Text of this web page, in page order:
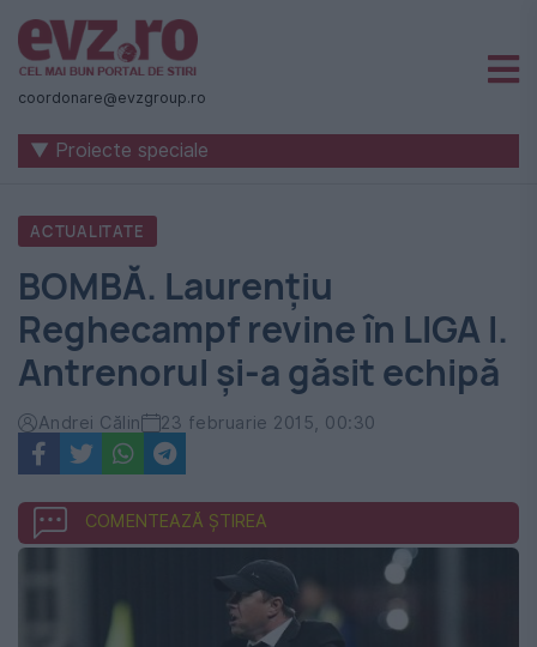
Știri
naționale
internaționale
România
-
Evenimentul
Zilei
coordonare@evzgroup.ro
▼ Proiecte speciale
ACTUALITATE
BOMBĂ. Laurențiu
Reghecampf revine în LIGA I.
Antrenorul și-a găsit echipă
Andrei Călin 23 februarie 2015, 00:30
COMENTEAZĂ ȘTIREA